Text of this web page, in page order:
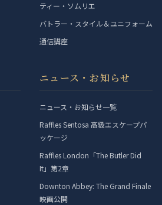
ティー・ソムリエ
バトラー・スタイル＆ユニフォーム
通信講座
ニュース・お知らせ
ニュース・お知らせ一覧
Raffles Sentosa 高級エスケープパ
ッケージ
Raffles London「The Butler Did
It」第2章
Downton Abbey: The Grand Finale
映画公開